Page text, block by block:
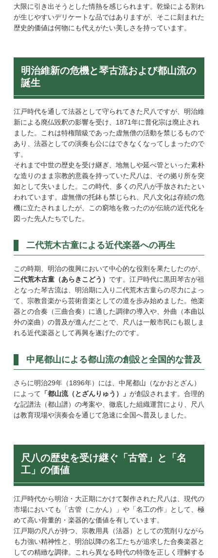
大限に引き出そうとした情熱を感じられます。乾燥による割れ
が生じやすいデリケートな品ではありますが、そこに刻まれた
歴史的価値は何物にも代えがたい美しさを持っています。
明治維新の危機と琴古流および都山流の
誕生
江戸時代を通して法器として守られてきた尺八ですが、明治維
新による廃仏毀釈の影響を受け、1871年に普化宗は廃止され
ました。これは特権階級であった虚無僧の活動を禁じるもので
あり、法器としての演奏も公にはできなくなってしまったので
す。
それまで中世の歴史を受け継ぎ、地無しや延べ管といった素朴
な造りのまま宗教的意義を持っていた尺八は、その拠り所を突
如として失いました。この時代、多くの尺八が手放されたとい
われています。虚無僧の托鉢も禁じられ、尺八文化は存続の危
機に立たされましたが、この窮地を救ったのが伝統の近代化を
図った先人たちでした。
二代荒木古童による近代楽器への再生
この時期、明治の復興において中心的な役割を果たしたのが、
二代荒木古童（あらきこどう） です。江戸時代に黒田琴古が祖
となった琴古流は、明治期に入り二代荒木古童らの尽力によっ
て、宗教音楽から芸術音楽としての道を歩み始めました。他楽
器との合奏（三曲合奏）に適した調律の導入や、外曲（本曲以
外の楽曲）の普及が進んだことで、尺八は一般市民にも親しま
れる近代楽器として再興を遂げたのです。
中尾都山による都山流の創設と全国的な普及
さらに明治29年（1896年）には、中尾都山（なかおとざん）
によって 「都山流（とざんりゅう）」 が創設されます。合理的
な記譜法（都山譜）の考案や、徹底した組織運営により、尺八
は教育現場や演奏会を通じて急速に全国へ普及しました。
尺八の歴史を受け継ぐ「古管」と「名
工」の価値
江戸時代から明治・大正期にかけて製作された尺八は、現代の
市場においても「古管（こかん）」や「名工の作」として、極
めて高い骨董的・楽器的な価値を有しています。
江戸期の尺八が持つ、宗教用具（法器）としての荒削りながら
も力強い精神性と、明治以降の名工たちが追求した合奏楽器と
しての精緻な調律。これら異なる時代の特徴を正しく理解する